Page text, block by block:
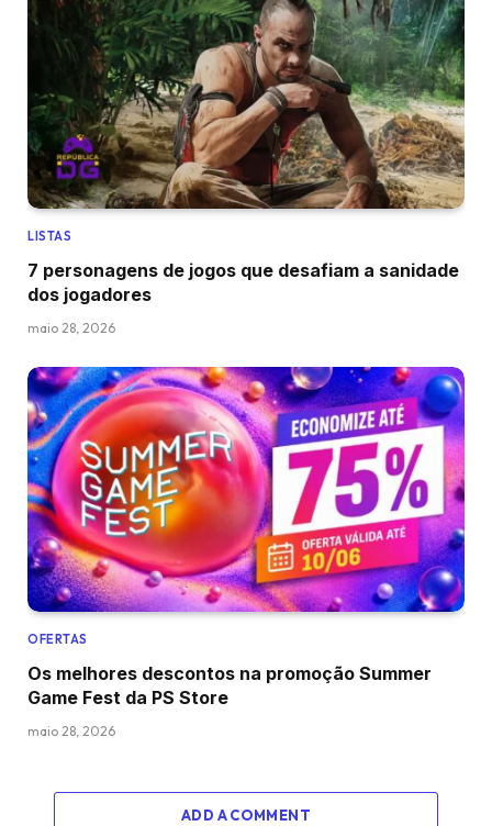
LISTAS
7 personagens de jogos que desafiam a sanidade
dos jogadores
maio 28, 2026
OFERTAS
Os melhores descontos na promoção Summer
Game Fest da PS Store
maio 28, 2026
ADD A COMMENT